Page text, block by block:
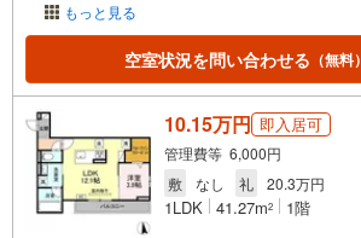
もっと見る
空室状況を問い合わせる （無料）
10.15万円 即入居可
管理費等 6,000円
敷
なし 礼 20.3万円
1LDK 41.27m2 1階